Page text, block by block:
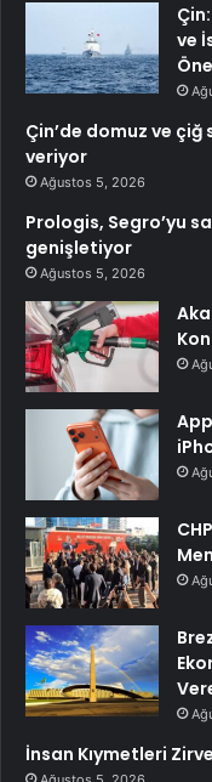
ve
Çin’de domuz ve
veriyor
Ağustos 5, 2026
Prologis, Segro’yu
genişletiyor
Ağustos 5, 2026
İnsan Kıymetleri